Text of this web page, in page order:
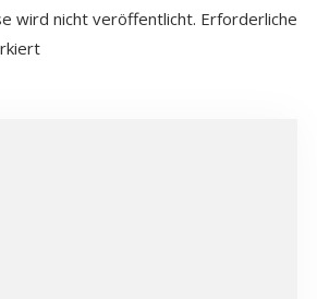
wird nicht veröffentlicht. Erforderliche